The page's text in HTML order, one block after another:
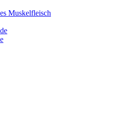
Muskelfleisch